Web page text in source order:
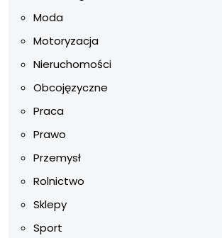
Moda
Motoryzacja
Nieruchomości
Obcojęzyczne
Praca
Prawo
Przemysł
Rolnictwo
Sklepy
Sport